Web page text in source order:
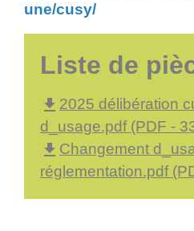
une/cusy/
Liste de
file_download 2025 délibération
d_usage.pdf (PDF -
file_download Changement
réglementation.pdf